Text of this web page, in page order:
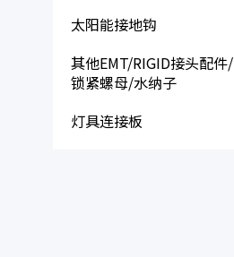
太阳能接地钩
其他EMT/RIGID接头配件/
锁紧螺母/水纳子
灯具连接板